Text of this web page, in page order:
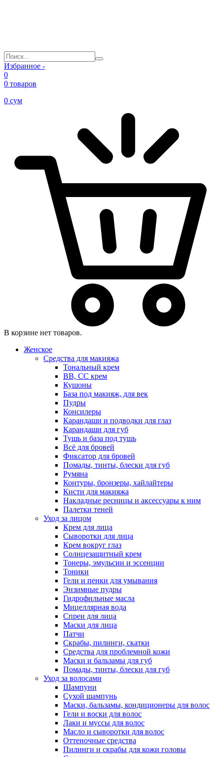
Избранное -
0
0 товаров
0 сум
В корзине нет товаров.
Женское
Средства для макияжа
Тональный крем
BB, CC крем
Кушоны
База под макияж, для век
Пудры
Консилеры
Карандаши и подводки для глаз
Карандаши для губ
Тушь и база под тушь
Всё для бровей
Фиксатор для бровей
Помады, тинты, блески для губ
Румяна
Контуры, бронзеры, хайлайтеры
Кисти для макияжа
Накладные ресницы и аксессуары к ним
Палетки теней
Уход за лицом
Крем для лица
Сыворотки для лица
Крем вокруг глаз
Солнцезащитный крем
Тонеры, эмульсии и эссенции
Тоники
Гели и пенки для умывания
Энзимные пудры
Гидрофильные масла
Мицеллярная вода
Спреи для лица
Маски для лица
Патчи
Скрабы, пилинги, скатки
Средства для проблемной кожи
Маски и бальзамы для губ
Помады, тинты, блески для губ
Уход за волосами
Шампуни
Сухой шампунь
Маски, бальзамы, кондиционеры для волос
Гели и воски для волос
Лаки и муссы для волос
Масло и сыворотки для волос
Оттеночные средства
Пилинги и скрабы для кожи головы